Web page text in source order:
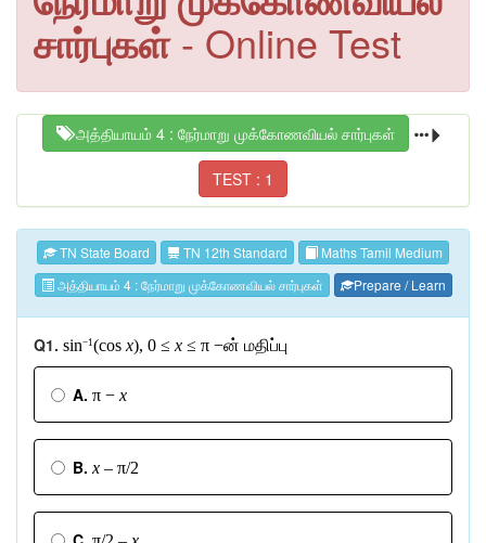
சார்புகள்- Online Test
அத்தியாயம் 4 : நேர்மாறு முக்கோணவியல் சார்புகள்
TEST : 1
TN State Board TN 12th Standard
Maths Tamil Medium
அத்தியாயம் 4 : நேர்மாறு முக்கோணவியல் சார்புகள்
Prepare / Learn
Q1. sin−1 (cos x), 0 ≤ x ≤ π −ன் மதிப்பு
A. π − x
B.x – π/2